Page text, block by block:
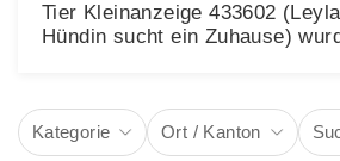
Tier Kleinanzeige 433602
Hündin sucht ein Zuhause)
Kategorie Ort / Kanton